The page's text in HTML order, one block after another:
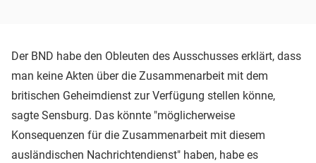
Der BND habe den Obleuten des Ausschusses erklärt, dass
man keine Akten über die Zusammenarbeit mit dem
britischen Geheimdienst zur Verfügung stellen könne,
sagte Sensburg. Das könnte "möglicherweise
Konsequenzen für die Zusammenarbeit mit diesem
ausländischen Nachrichtendienst" haben, habe es